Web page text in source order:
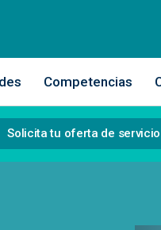
Competencias
Solicita tu oferta de servicio